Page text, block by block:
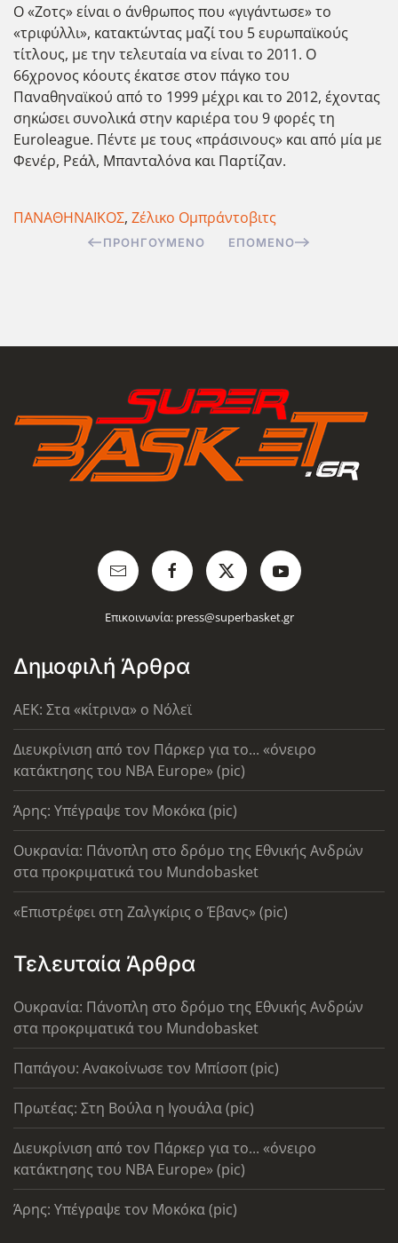
Ο «Ζοτς» είναι ο άνθρωπος που «γιγάντωσε» το
«τριφύλλι», κατακτώντας μαζί του 5 ευρωπαϊκούς
τίτλους, με την τελευταία να είναι το 2011. Ο
66χρονος κόουτς έκατσε στον πάγκο του
Παναθηναϊκού από το 1999 μέχρι και το 2012, έχοντας
σηκώσει συνολικά στην καριέρα του 9 φορές τη
Euroleague. Πέντε με τους «πράσινους» και από μία με
Φενέρ, Ρεάλ, Μπανταλόνα και Παρτίζαν.
ΠΑΝΑΘΗΝΑΪΚΟΣ, Ζέλικο Ομπράντοβιτς
ΠΡΟΗΓΟΎΜΕΝΟ ΕΠΌΜΕΝΟ
Επικοινωνία: press@superbasket.gr
Δημοφιλή Άρθρα
AEK: Στα «κίτρινα» ο Νόλεϊ
Διευκρίνιση από τον Πάρκερ για το... «όνειρο
κατάκτησης του ΝΒΑ Europe» (pic)
Άρης: Υπέγραψε τον Μοκόκα (pic)
Ουκρανία: Πάνοπλη στο δρόμο της Εθνικής Ανδρών
στα προκριματικά του Mundobasket
«Επιστρέφει στη Ζαλγκίρις ο Έβανς» (pic)
Τελευταία Άρθρα
Ουκρανία: Πάνοπλη στο δρόμο της Εθνικής Ανδρών
στα προκριματικά του Mundobasket
Παπάγου: Ανακοίνωσε τον Μπίσοπ (pic)
Πρωτέας: Στη Βούλα η Ιγουάλα (pic)
Διευκρίνιση από τον Πάρκερ για το... «όνειρο
κατάκτησης του ΝΒΑ Europe» (pic)
Άρης: Υπέγραψε τον Μοκόκα (pic)